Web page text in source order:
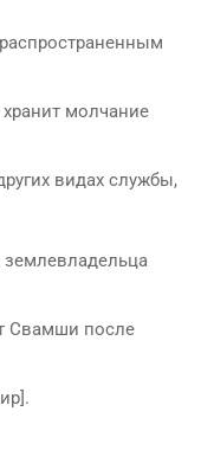
молчание
видах службы,
землевладельца
Свамши после